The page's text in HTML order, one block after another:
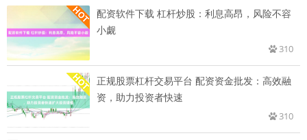
配资软件下载 杠杆炒股：利息高昂，风险不容
小觑
310
正规股票杠杆交易平台 配资资金批发：高效融
资，助力投资者快速
310